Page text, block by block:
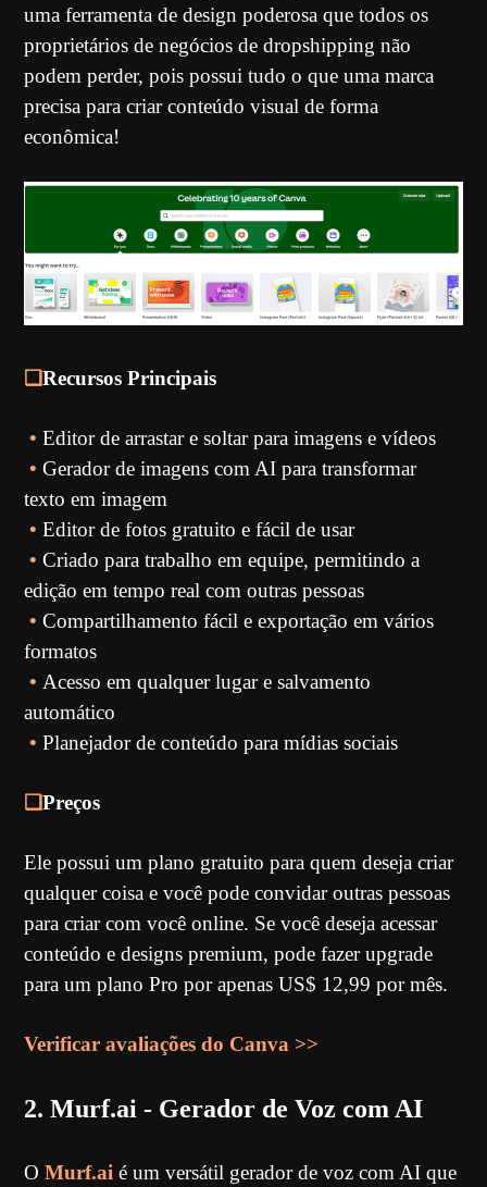
uma ferramenta de design poderosa que todos os
proprietários de negócios de dropshipping não
podem perder, pois possui tudo o que uma marca
precisa para criar conteúdo visual de forma
econômica!
❏Recursos Principais
•Editor de arrastar e soltar para imagens e vídeos
• Gerador de imagens com AI para transformar
texto em imagem
•Editor de fotos gratuito e fácil de usar
•Criado para trabalho em equipe, permitindo a
edição em tempo real com outras pessoas
•Compartilhamento fácil e exportação em vários
formatos
• Acesso em qualquer lugar e salvamento
automático
•Planejador de conteúdo para mídias sociais
❏Preços
Ele possui um plano gratuito para quem deseja criar
qualquer coisa e você pode convidar outras pessoas
para criar com você online. Se você deseja acessar
conteúdo e designs premium, pode fazer upgrade
para um plano Pro por apenas US$ 12,99 por mês.
Verificar avaliações do Canva >>
2. Murf.ai - Gerador de Voz com AI
OMurf.ai é um versátil gerador de voz com AI que